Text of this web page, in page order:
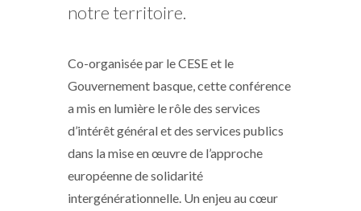
notre territoire.
Co-organisée par le CESE et le
Gouvernement basque, cette conférence
a mis en lumière le rôle des services
d’intérêt général et des services publics
dans la mise en œuvre de l’approche
européenne de solidarité
intergénérationnelle. Un enjeu au cœur